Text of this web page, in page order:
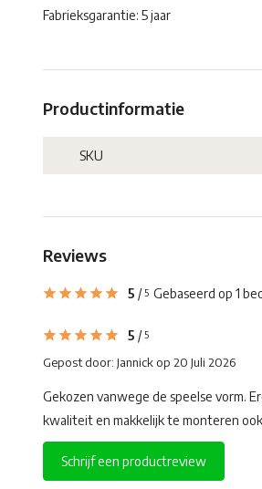
Fabrieksgarantie: 5 jaar
Productinformatie
SKU
Reviews
5 / 5 Gebaseerd op 1
5 / 5
Gepost door: Jannick op 20 Juli 2026
Gekozen vanwege de speelse vorm.
kwaliteit en makkelijk te monteren
Schrijf een productreview